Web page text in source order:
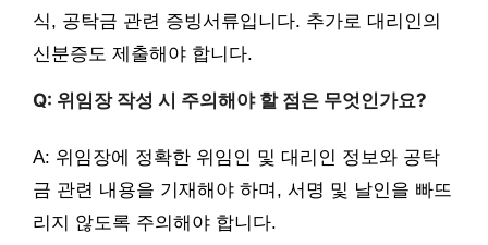
식, 공탁금 관련 증빙서류입니다. 추가로 대리인의
신분증도 제출해야 합니다.
Q: 위임장 작성 시 주의해야 할 점은 무엇인가요?
A: 위임장에 정확한 위임인 및 대리인 정보와 공탁
금 관련 내용을 기재해야 하며, 서명 및 날인을 빠뜨
리지 않도록 주의해야 합니다.